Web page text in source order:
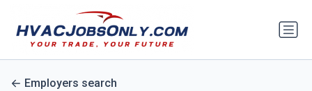
Employers search